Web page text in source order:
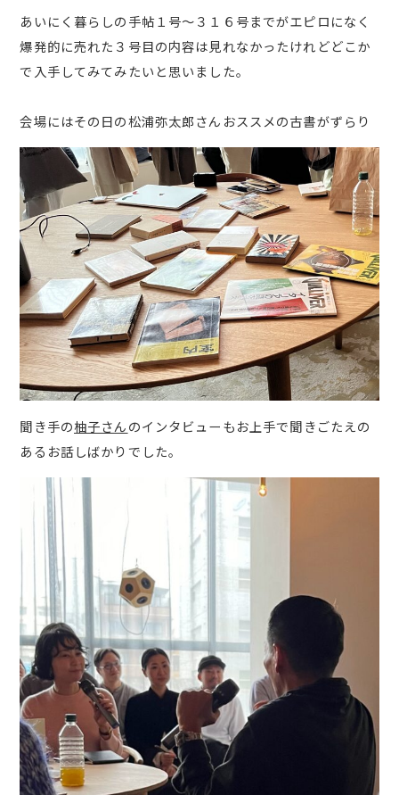
あいにく暮らしの手帖１号～３１６号までがエピロになく
爆発的に売れた３号目の内容は見れなかったけれどどこか
で入手してみてみたいと思いました。
会場にはその日の松浦弥太郎さんおススメの古書がずらり
聞き手の柚子さんのインタビューもお上手で聞きごたえの
あるお話しばかりでした。